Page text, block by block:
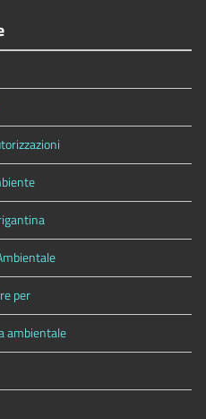
per
ambientale